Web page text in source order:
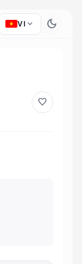
VI expand_more dark_mode
favorite